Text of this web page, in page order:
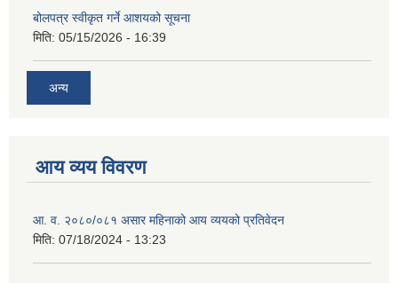
बोलपत्र स्वीकृत गर्ने आशयको सूचना
मिति: 05/15/2026 - 16:39
अन्य
आय व्यय विवरण
आ. व. २०८०/०८१ असार महिनाको आय व्ययको प्रतिवेदन
मिति: 07/18/2024 - 13:23